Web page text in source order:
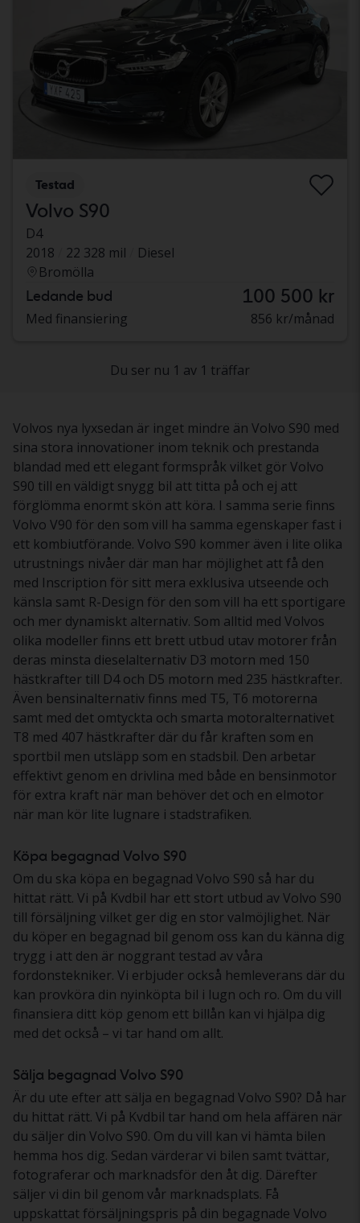
Testad
Volvo S90
D4
2018
22 328 mil
Diesel
Bromölla
Ledande bud 100 500 kr
Med finansiering 856 kr/månad
Du ser nu 1 av 1 träffar
Volvos nya lyxsedan är inget mindre än Volvo S90 med
sina stora innovationer inom teknik och prestanda
blandad med ett elegant formspråk vilket gör Volvo
S90 till en väldigt snygg bil att titta på och ej att
förglömma enormt skön att köra. I samma serie finns
Volvo V90 för den som vill ha samma egenskaper fast i
ett kombiutförande. Volvo S90 kommer även i lite olika
utrustnings nivåer där man har möjlighet att få den
med Inscription för sitt mera exklusiva utseende och
känsla samt R-Design för den som vill ha ett sportigare
och mer dynamiskt alternativ. Som alltid med Volvos
olika modeller finns ett brett utbud utav motorer från
deras minsta dieselalternativ D3 motorn med 150
hästkrafter till D4 och D5 motorn med 235 hästkrafter.
Även bensinalternativ finns med T5, T6 motorerna
samt med det omtyckta och smarta motoralternativet
T8 med 407 hästkrafter där du får kraften som en
sportbil men utsläpp som en stadsbil. Den arbetar
effektivt genom en drivlina med både en bensinmotor
för extra kraft när man behöver det och en elmotor
när man kör lite lugnare i stadstrafiken.
Köpa begagnad Volvo S90
Om du ska köpa en begagnad Volvo S90 så har du
hittat rätt. Vi på Kvdbil har ett stort utbud av Volvo S90
till försäljning vilket ger dig en stor valmöjlighet. När
du köper en begagnad bil genom oss kan du känna dig
trygg i att den är noggrant testad av våra
fordonstekniker. Vi erbjuder också hemleverans där du
kan provköra din nyinköpta bil i lugn och ro. Om du vill
finansiera ditt köp genom ett billån kan vi hjälpa dig
med det också – vi tar hand om allt.
Sälja begagnad Volvo S90
Är du ute efter att sälja en begagnad Volvo S90? Då har
du hittat rätt. Vi på Kvdbil tar hand om hela affären när
du säljer din Volvo S90. Om du vill kan vi hämta bilen
hemma hos dig. Sedan värderar vi bilen samt tvättar,
fotograferar och marknadsför den åt dig. Därefter
säljer vi din bil genom vår marknadsplats. Få
uppskattat försäljningspris på din begagnade Volvo